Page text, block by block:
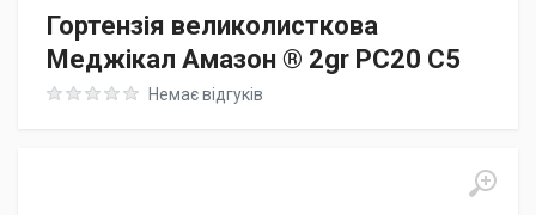
Гортензія великолисткова
Меджікал Амазон ® 2gr PC20 C5
Rating: 0 out of 5Немає відгуків